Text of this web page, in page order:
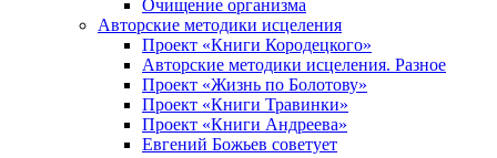
Очищение организма
Авторские методики исцеления
Проект «Книги Кородецкого»
Авторские методики исцеления. Разное
Проект «Жизнь по Болотову»
Проект «Книги Травинки»
Проект «Книги Андреева»
Евгений Божьев советует